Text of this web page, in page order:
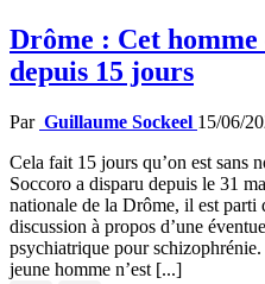
Drôme : Cet
depuis 15 jours
Par Guillaume Sockeel 15/06/
Cela fait 15 jours qu’on est sans
Soccoro a disparu depuis le 31
nationale de la Drôme, il est parti
discussion à propos d’une
psychiatrique pour
jeune homme n’est [...]